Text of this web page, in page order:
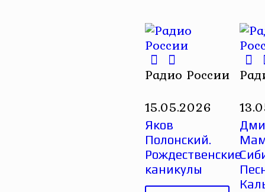
Радио России
15.05.2026
Яков
Полонский.
Рождественские
каникулы